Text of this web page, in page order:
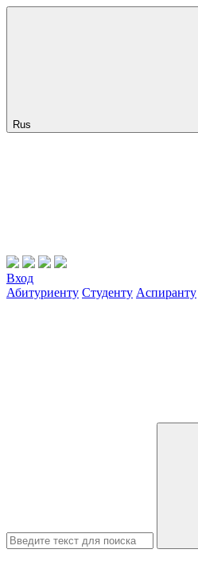
Rus
Вход
Абитуриенту Студенту Аспиранту